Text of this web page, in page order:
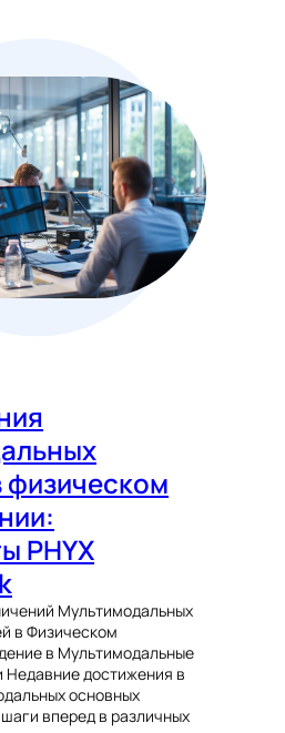
физическом
PHYX
Мультимодальных
в Физическом
в Мультимодальные
достижения в
основных
вперед в различных